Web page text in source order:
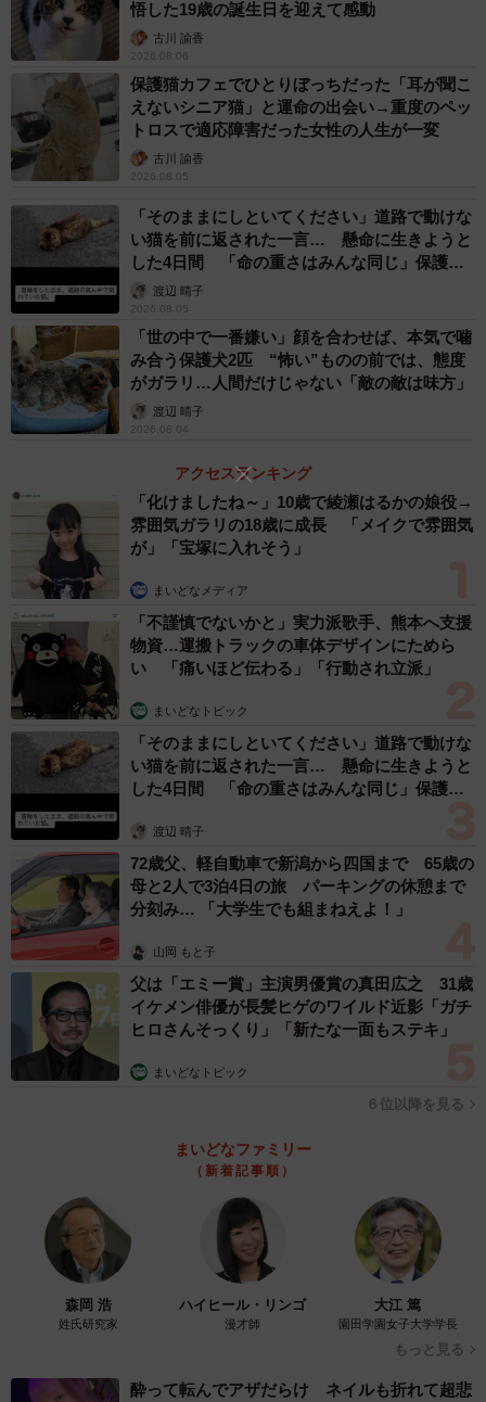
保護当時
「車に轢かれそうだったので、保護しました。保護後はノ
ミ・ダニなどを駆除し、猫風邪の治療を受けました」
額にある“ひまわりの種模様”から連想し、名前は「たね」に
決定。当初は他の預かりボランティア宅で過ごしていた
が、保護から1週間後に猫白血病ウイルス感染症を患ってい
ることが判明し、みゆねこさん宅へ。
悟した19歳の誕生日を迎えて感動
古川 諭香
2026.08.06
保護猫カフェでひとりぼっちだった「耳が聞こ
えないシニア猫」と運命の出会い→重度のペッ
トロスで適応障害だった女性の人生が一変
古川 諭香
2026.08.05
「そのままにしといてください」道路で動けな
い猫を前に返された一言… 懸命に生きようと
した4日間 「命の重さはみんな同じ」保護団
体代表の訴え
渡辺 晴子
2026.08.05
「世の中で一番嫌い」顔を合わせば、本気で噛
み合う保護犬2匹 “怖い”ものの前では、態度
がガラリ…人間だけじゃない「敵の敵は味方」
渡辺 晴子
2026.08.04
アクセスランキング
「化けましたね～」10歳で綾瀬はるかの娘役→
雰囲気ガラリの18歳に成長 「メイクで雰囲気
が」「宝塚に入れそう」
まいどなメディア
「不謹慎でないかと」実力派歌手、熊本へ支援
物資…運搬トラックの車体デザインにためら
い 「痛いほど伝わる」「行動され立派」
まいどなトピック
「そのままにしといてください」道路で動けな
い猫を前に返された一言… 懸命に生きようと
した4日間 「命の重さはみんな同じ」保護団
渡辺 晴子
72歳父、軽自動車で新潟から四国まで 65歳の
母と2人で3泊4日の旅 パーキングの休憩まで
分刻み… 「大学生でも組まねえよ！」
山岡 もと子
父は「エミー賞」主演男優賞の真田広之 31歳
イケメン俳優が長髪ヒゲのワイルド近影「ガチ
ヒロさんそっくり」「新たな一面もステキ」
まいどなトピック
６位以降を見る
まいどなファミリー
（新着記事順）
森岡 浩
姓氏研究家
ハイヒール・リンゴ
漫才師
大江 篤
園田学園女子大学学長
もっと見る
酔って転んでアザだらけ ネイルも折れて超悲